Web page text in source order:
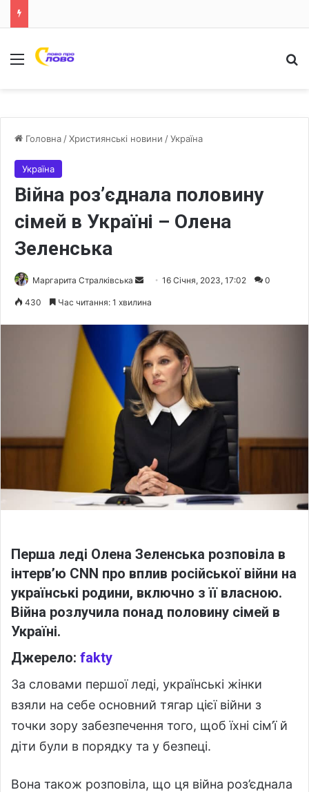
Меню
Головна /Християнські новини /Україна
Україна
Війна роз’єднала половину
сімей в Україні – Олена
Зеленська
Маргарита Стралківська
d
a
n
e
m
a
16 Січня, 2023, 17:02 0
430 Час читання: 1 хвилина
Перша леді Олена Зеленська розповіла в
інтерв’ю CNN про вплив російської війни на
українські родини, включно з її власною.
Війна розлучила понад половину сімей в
Україні.
Джерело: fakty
За словами першої леді, українські жінки
взяли на себе основний тягар цієї війни з
точки зору забезпечення того, щоб їхні сім’ї й
діти були в порядку та у безпеці.
Вона також розповіла, що ця війна роз’єднала